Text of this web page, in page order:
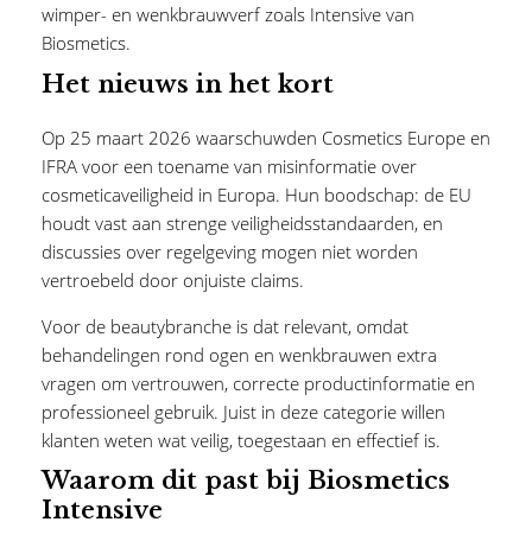
wimper- en wenkbrauwverf zoals Intensive van
Biosmetics.
Het nieuws in het kort
Op 25 maart 2026 waarschuwden Cosmetics Europe en
IFRA voor een toename van misinformatie over
cosmeticaveiligheid in Europa. Hun boodschap: de EU
houdt vast aan strenge veiligheidsstandaarden, en
discussies over regelgeving mogen niet worden
vertroebeld door onjuiste claims.
Voor de beautybranche is dat relevant, omdat
behandelingen rond ogen en wenkbrauwen extra
vragen om vertrouwen, correcte productinformatie en
professioneel gebruik. Juist in deze categorie willen
klanten weten wat veilig, toegestaan en effectief is.
Waarom dit past bij Biosmetics
Intensive